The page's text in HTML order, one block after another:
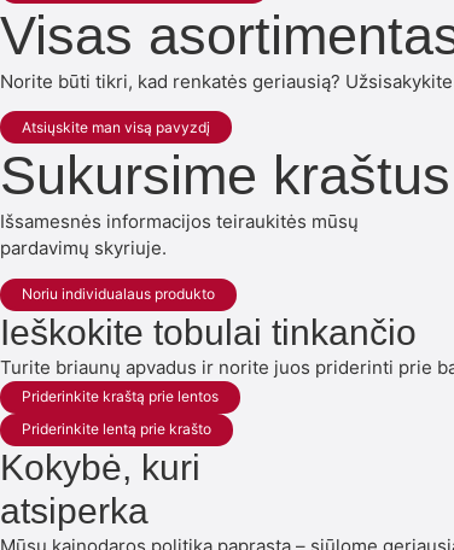
Visas
Norite būti tikri, kad renkatės geriausią?
Atsiųskite man visą pavyzdį
Sukursime
Išsamesnės informacijos teiraukitės mūsų
pardavimų skyriuje.
Noriu individualaus produkto
Ieškokite tobulai tinkančio
Turite briaunų apvadus ir norite juos priderinti prie
Priderinkite kraštą prie lentos
Priderinkite lentą prie krašto
Kokybė, kuri
atsiperka